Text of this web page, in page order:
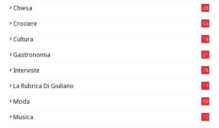
Chiesa
28
Crociere 55
Cultura
18
Gastronomia
21
Interviste 78
La Rubrica Di Giuliano
17
Moda 99
Musica
10